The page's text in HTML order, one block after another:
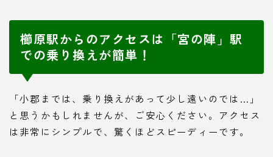
櫛原駅からのアクセスは「宮の陣」駅
での乗り換えが簡単！
「小郡までは、乗り換えがあって少し遠いのでは…」
と思うかもしれませんが、ご安心ください。アクセス
は非常にシンプルで、驚くほどスピーディーです。